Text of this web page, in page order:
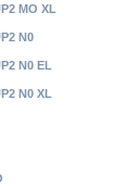
MO XL
N0
N0 EL
N0 XL